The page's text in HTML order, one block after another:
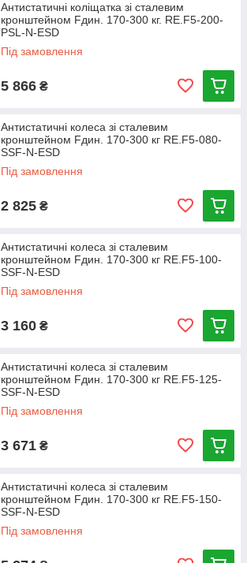
Антистатичні коліщатка зі сталевим
кронштейном Fдин. 170-300 кг. RE.F5-200-
PSL-N-ESD
Під замовлення
5 866 ₴
Антистатичні колеса зі сталевим
кронштейном Fдин. 170-300 кг RE.F5-080-
SSF-N-ESD
Під замовлення
2 825 ₴
Антистатичні колеса зі сталевим
кронштейном Fдин. 170-300 кг RE.F5-100-
SSF-N-ESD
Під замовлення
3 160 ₴
Антистатичні колеса зі сталевим
кронштейном Fдин. 170-300 кг RE.F5-125-
SSF-N-ESD
Під замовлення
3 671 ₴
Антистатичні колеса зі сталевим
кронштейном Fдин. 170-300 кг RE.F5-150-
SSF-N-ESD
Під замовлення